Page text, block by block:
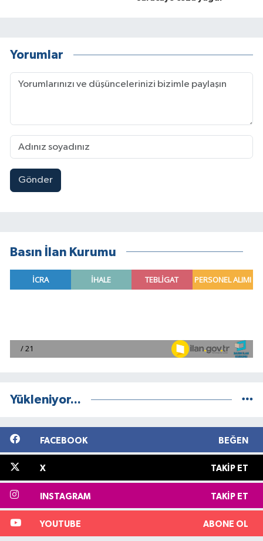
Yorumlar
Gönder
Basın İlan Kurumu
Yükleniyor...
FACEBOOK BEĞEN
X TAKIP ET
INSTAGRAM TAKIP ET
YOUTUBE ABONE OL